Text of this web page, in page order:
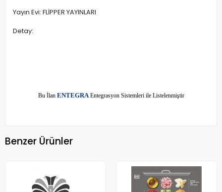
Yayın Evi: FLİPPER YAYINLARI
Detay:
Bu İlan ENTEGRAEntegrasyon Sistemleri ile Listelenmiştir
Benzer Ürünler